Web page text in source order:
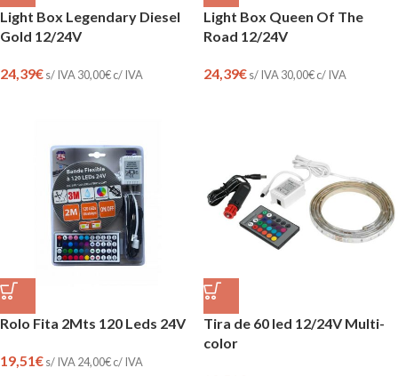
Light Box Legendary Diesel
Gold 12/24V
24,39€s/ IVA 30,00€c/ IVA
Light Box Queen Of The
Road 12/24V
24,39€s/ IVA 30,00€c/ IVA
Rolo Fita 2Mts 120 Leds 24V
19,51€s/ IVA 24,00€c/ IVA
Tira de 60 led 12/24V Multi-
color